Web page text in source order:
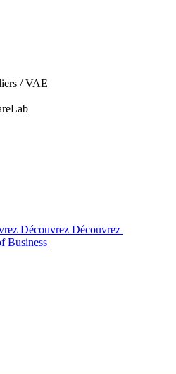
/ VAE
Découvrez Découvrez
Business